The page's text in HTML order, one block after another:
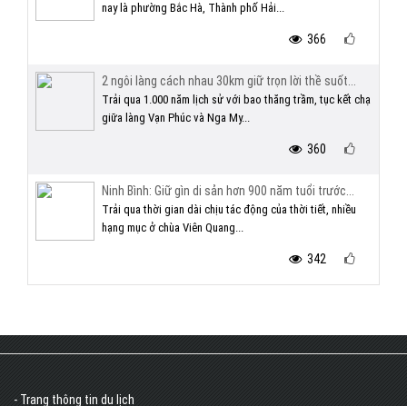
nay là phường Bắc Hà, Thành phố Hải...
366
2 ngôi làng cách nhau 30km giữ trọn lời thề suốt...
Trải qua 1.000 năm lịch sử với bao thăng trầm, tục kết chạ
giữa làng Vạn Phúc và Nga My...
360
Ninh Bình: Giữ gìn di sản hơn 900 năm tuổi trước...
Trải qua thời gian dài chịu tác động của thời tiết, nhiều
hạng mục ở chùa Viên Quang...
342
- Trang thông tin du lịch